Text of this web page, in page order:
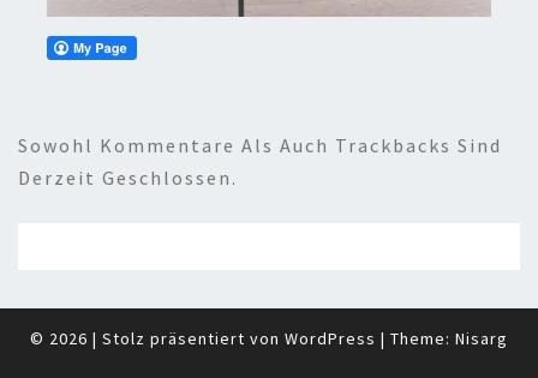
Sowohl Kommentare Als Auch Trackbacks Sind
Derzeit Geschlossen.
© 2026 | Stolz präsentiert von WordPress | Theme: Nisarg